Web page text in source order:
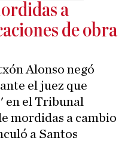
a
de obra
Alonso negó
el juez que
en el Tribunal
mordidas a cambio
a Santos